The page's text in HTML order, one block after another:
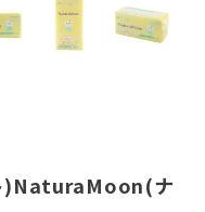
)NaturaMoon(ナ